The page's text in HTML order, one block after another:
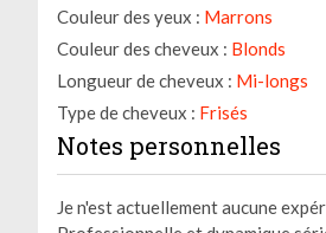
Couleur des yeux : Marrons
Couleur des cheveux : Blonds
Longueur de cheveux : Mi-longs
Type de cheveux : Frisés
Notes personnelles
Je n'est actuellement aucune
Gestion des cookies
Nous utilisons des cookies qui facilitent
améliorent la performance et la sécurité
Faites-nous part de vos préférences de
À quoi servent ces cookies :